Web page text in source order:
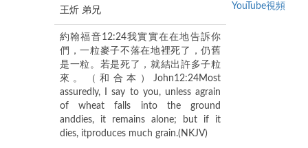
王炘 弟兄
YouTube視頻
約翰福音12:24我實實在在地告訴你
們，一粒麥子不落在地裡死了，仍舊
是一粒。若是死了，就結出許多子粒
來。（和合本）John12:24Most
assuredly, I say to you, unless agrain
of wheat falls into the ground
anddies, it remains alone; but if it
dies, itproduces much grain.(NKJV)